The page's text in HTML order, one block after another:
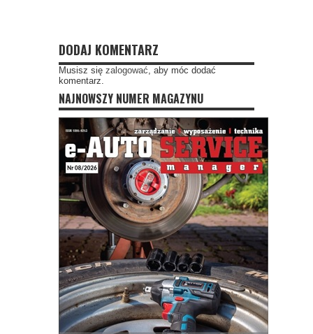
DODAJ KOMENTARZ
Musisz się zalogować , aby móc dodać
komentarz.
NAJNOWSZY NUMER MAGAZYNU